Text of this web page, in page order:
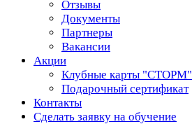
Отзывы
Документы
Партнеры
Вакансии
Акции
Клубные карты "СТОРМ"
Подарочный сертификат
Контакты
Сделать заявку на обучение